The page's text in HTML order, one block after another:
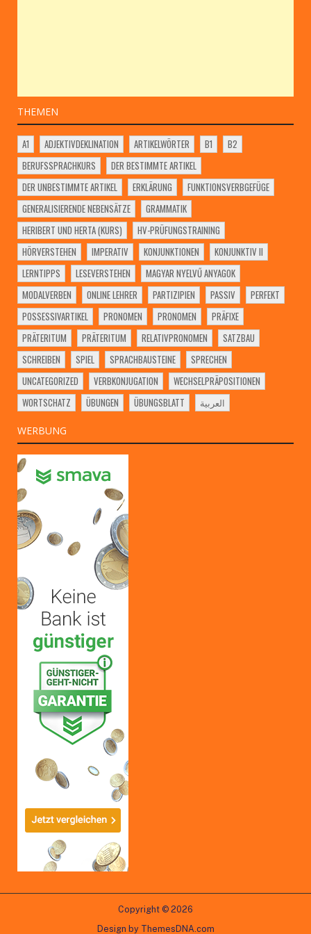
THEMEN
A1 ADJEKTIVDEKLINATION ARTIKELWÖRTER B1
B2
BERUFSSPRACHKURS
DER BESTIMMTE ARTIKEL
DER UNBESTIMMTE ARTIKEL
ERKLÄRUNG
FUNKTIONSVERBGEFÜGE
GENERALISIERENDE NEBENSÄTZE
GRAMMATIK
HERIBERT UND HERTA (KURS)
HV-PRÜFUNGSTRAINING
HÖRVERSTEHEN
IMPERATIV KONJUNKTIONEN
KONJUNKTIV II
LERNTIPPS
LESEVERSTEHEN
MAGYAR NYELVŰ ANYAGOK
MODALVERBEN
ONLINE LEHRER PARTIZIPIEN PASSIV
PERFEKT
POSSESSIVARTIKEL
PRONOMEN PRONOMEN
PRÄFIXE
PRÄTERITUM
PRÄTERITUM RELATIVPRONOMEN
SATZBAU
SCHREIBEN
SPIEL SPRACHBAUSTEINE
SPRECHEN
UNCATEGORIZED
VERBKONJUGATION
WECHSELPRÄPOSITIONEN
WORTSCHATZ
ÜBUNGEN ÜBUNGSBLATT العربية
WERBUNG
Copyright © 2026
Design by ThemesDNA.com